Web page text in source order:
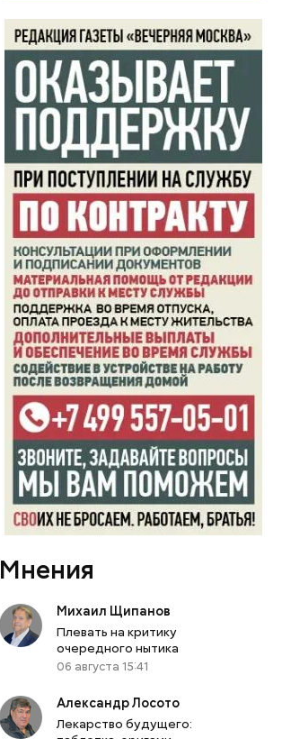
Мнения
Михаил Щипанов
Плевать на критику
очередного нытика
06 августа 15:41
Александр Лосото
Лекарство будущего: